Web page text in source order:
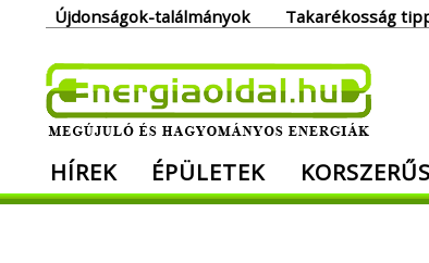
Újdonságok-találmányok Takarékosság
Megújuló és hagyományos
HÍREK ÉPÜLETEK